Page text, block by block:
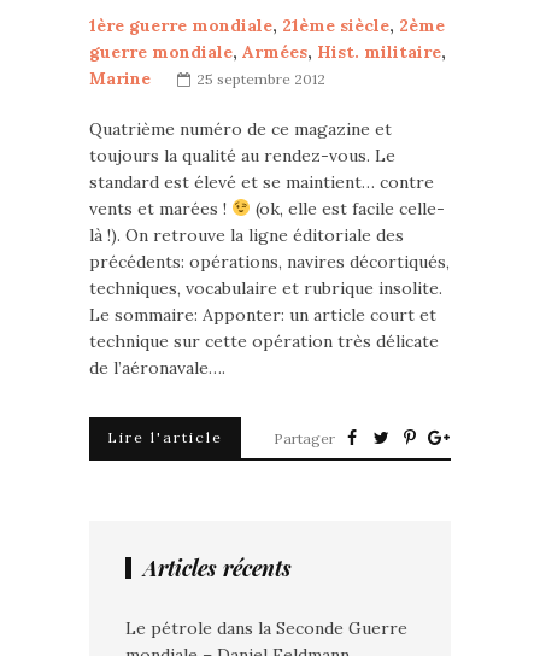
1ère guerre mondiale, 21ème siècle, 2ème
guerre mondiale, Armées, Hist. militaire,
Marine
25 septembre 2012
Quatrième numéro de ce magazine et
toujours la qualité au rendez-vous. Le
standard est élevé et se maintient… contre
vents et marées !
(ok, elle est facile celle-
là !). On retrouve la ligne éditoriale des
précédents: opérations, navires décortiqués,
techniques, vocabulaire et rubrique insolite.
Le sommaire: Apponter: un article court et
technique sur cette opération très délicate
de l’aéronavale….
Lire l'article Partager
Articles récents
Le pétrole dans la Seconde Guerre